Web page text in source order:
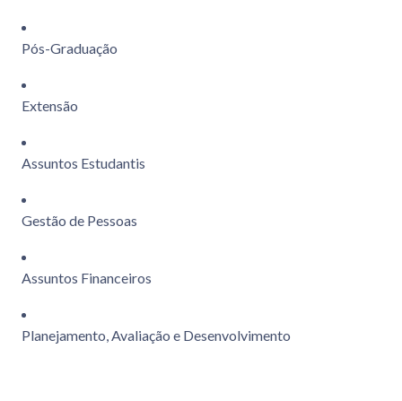
Pós-Graduação
Extensão
Assuntos Estudantis
Gestão de Pessoas
Assuntos Financeiros
Planejamento, Avaliação e Desenvolvimento